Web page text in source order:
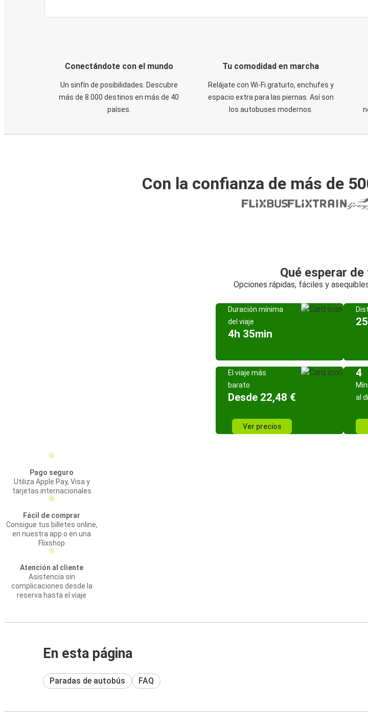
Conectándote con el mundo
Un sinfín de posibilidades. Descubre
más de 8.000 destinos en más de 40
países.
Tu comodidad en marcha
Relájate con Wi-Fi gratuito, enchufes y
espacio extra para las piernas. Así son
los autobuses modernos.
Con la confianza de más de
Qué esperar
Opciones rápidas, fáciles y
Duración mínima
del viaje
4h 35min
El viaje más
barato
Desde 22,48 €
Ver precios
4
al
Pago seguro
Utiliza Apple Pay, Visa y
tarjetas internacionales
Fácil de comprar
Consigue tus billetes online,
en nuestra app o en una
Flixshop
Atención al cliente
Asistencia sin
complicaciones desde la
reserva hasta el viaje
En esta página
Paradas de autobús FAQ